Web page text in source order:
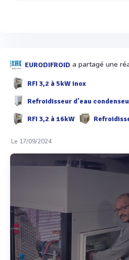
EURODIFROID a partagé une
RFI 3,2 à 5kW inox
Refroidisseur d'eau condenseur à eau
RFI 3,2 à 16kW
Le 17/09/2024